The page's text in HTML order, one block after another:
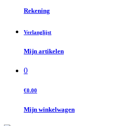
Rekening
Verlanglijst
Mijn artikelen
0
€0.00
Mijn winkelwagen